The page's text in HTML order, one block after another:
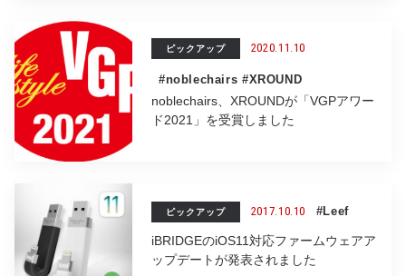
ピックアップ 2020.11.10
#noblechairs #XROUND
noblechairs、XROUNDが「VGPアワー
ド2021」を受賞しました
ピックアップ 2017.10.10 #Leef
iBRIDGEのiOS11対応ファームウェアア
ップデートが発表されました